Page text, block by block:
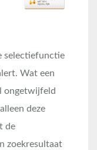
selectiefunctie
Wat een
ongetwijfeld
deze
de
zoekresultaat